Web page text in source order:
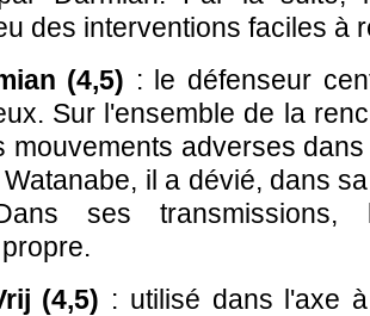
des interventions faciles à
(4,5) : le défenseur
Sur l'ensemble de la
mouvements adverses
il a dévié, dans
ses
(4,5) : utilisé dans l'axe